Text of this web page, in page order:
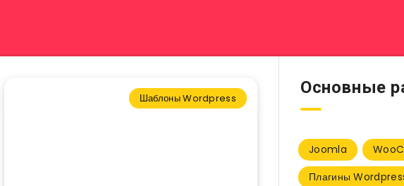
Шаблоны Wordpress
Основные
Joomla
Плагины